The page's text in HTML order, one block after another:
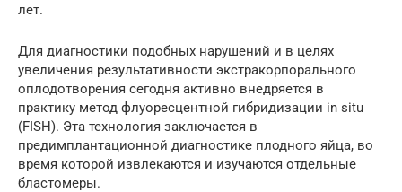
лет.
Для диагностики подобных нарушений и в целях
увеличения результативности экстракорпорального
оплодотворения сегодня активно внедряется в
практику метод флуоресцентной гибридизации in situ
(FISH). Эта технология заключается в
предимплантационной диагностике плодного яйца, во
время которой извлекаются и изучаются отдельные
бластомеры.